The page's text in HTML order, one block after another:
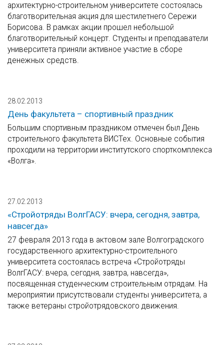
архитектурно-строительном университете состоялась
благотворительная акция для шестилетнего Сережи
Борисова. В рамках акции прошел небольшой
благотворительный концерт. Студенты и преподаватели
университета приняли активное участие в сборе
денежных средств.
28.02.2013
День факультета – спортивный праздник
Большим спортивным праздником отмечен был День
строительного факультета ВИСТех. Основные события
проходили на территории институтского спорткомплекса
«Волга».
27.02.2013
«Стройотряды ВолгГАСУ: вчера, сегодня, завтра,
навсегда»
27 февраля 2013 года в актовом зале Волгоградского
государственного архитектурно-строительного
университета состоялась встреча «Стройотряды
ВолгГАСУ: вчера, сегодня, завтра, навсегда»,
посвященная студенческим строительным отрядам. На
мероприятии присутствовали студенты университета, а
также ветераны стройотрядовского движения.